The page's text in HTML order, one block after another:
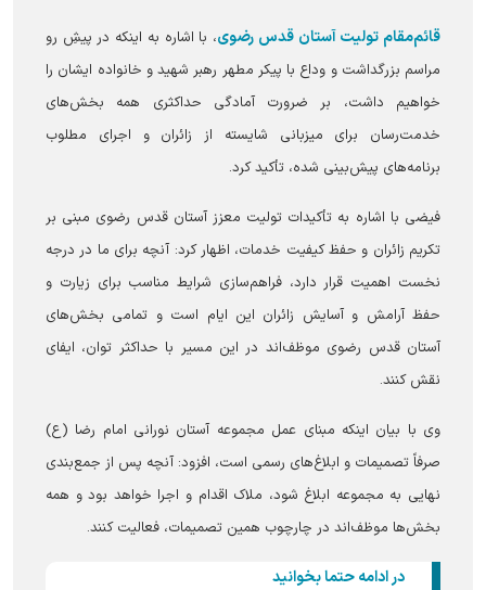
قائم‌مقام تولیت آستان قدس رضوی، با اشاره به اینکه در پیشِ رو
مراسم بزرگداشت و وداع با پیکر مطهر رهبر شهید و خانواده ایشان را
خواهیم داشت، بر ضرورت آمادگی حداکثری همه بخش‌های
خدمت‌رسان برای میزبانی شایسته از زائران و اجرای مطلوب
برنامه‌های پیش‌بینی شده، تأکید کرد.
فیضی با اشاره به تأکیدات تولیت معزز آستان قدس رضوی مبنی بر
تکریم زائران و حفظ کیفیت خدمات، اظهار کرد: آنچه برای ما در درجه
نخست اهمیت قرار دارد، فراهم‌سازی شرایط مناسب برای زیارت و
حفظ آرامش و آسایش زائران این ایام است و تمامی بخش‌های
آستان قدس رضوی موظف‌اند در این مسیر با حداکثر توان، ایفای
نقش کنند.
وی با بیان اینکه مبنای عمل مجموعه آستان نورانی امام رضا (ع)
صرفاً تصمیمات و ابلاغ‌های رسمی است، افزود: آنچه پس از جمع‌بندی
نهایی به مجموعه ابلاغ شود، ملاک اقدام و اجرا خواهد بود و همه
بخش‌ها موظف‌اند در چارچوب همین تصمیمات، فعالیت کنند.
در ادامه حتما بخوانید